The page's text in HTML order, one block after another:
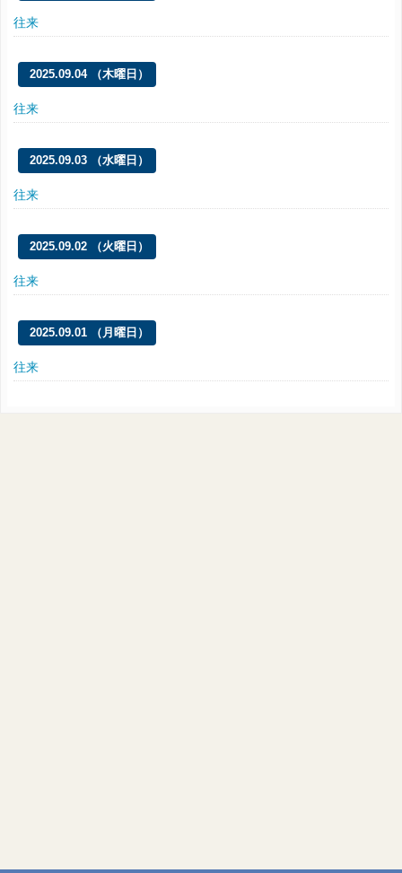
往来
2025.09.04 （木曜日）
往来
2025.09.03 （水曜日）
往来
2025.09.02 （火曜日）
往来
2025.09.01 （月曜日）
往来